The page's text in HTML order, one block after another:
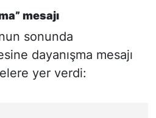
mesajı
sonunda
dayanışma mesajı
yer verdi: